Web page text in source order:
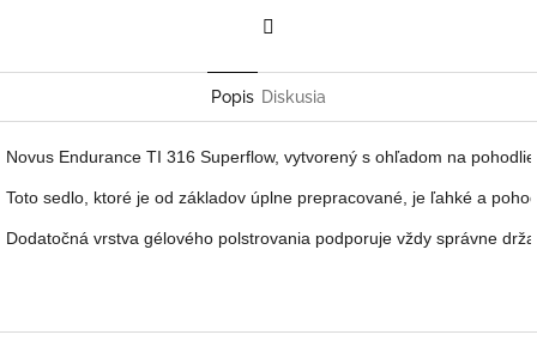
Popis Diskusia
Novus Endurance TI 316 Superflow, vytvorený s ohľadom na
Toto sedlo, ktoré je od základov úplne prepracované, je ľahké a
Dodatočná vrstva gélového polstrovania podporuje vždy správne